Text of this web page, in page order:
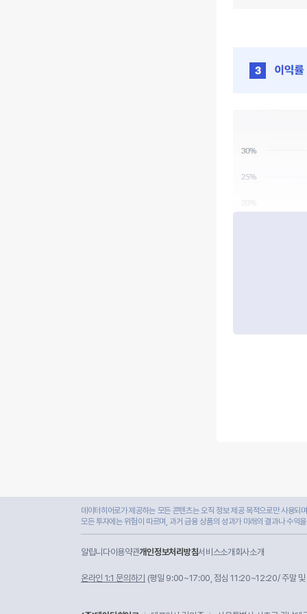
데이터히어로가 제공하는 모든 콘텐츠는 오직 정보 제공 목적으로만 사용
모든 투자에는 위험이 따르며, 과거 금융 상품의 성과가 미래의 결과나 수익
알립니다이용약관개인정보처리방침서비스소개 회사소개
온라인 1:1 문의하기 (평일 9:00~17:00, 점심 11:20~12:20/ 주말 및